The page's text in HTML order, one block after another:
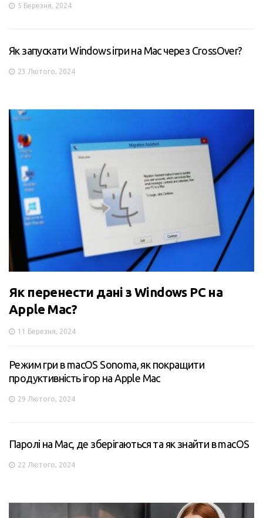
5 Березня, 2024
Як запускати Windows ігри на Mac через CrossOver?
23 Лютого, 2024
Як перенести дані з Windows PC на
Apple Mac?
11 Березня, 2024
Режим гри в macOS Sonoma, як покращити
продуктивність ігор на Apple Mac
29 Лютого, 2024
Паролі на Mac, де зберігаються та як знайти в macOS
22 Лютого, 2024